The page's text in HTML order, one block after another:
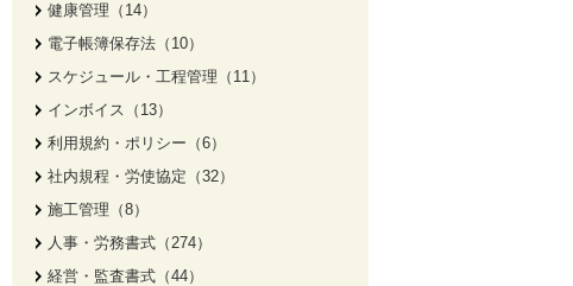
健康管理（14）
電子帳簿保存法（10）
スケジュール・工程管理（11）
インボイス（13）
利用規約・ポリシー（6）
社内規程・労使協定（32）
施工管理（8）
人事・労務書式（274）
経営・監査書式（44）